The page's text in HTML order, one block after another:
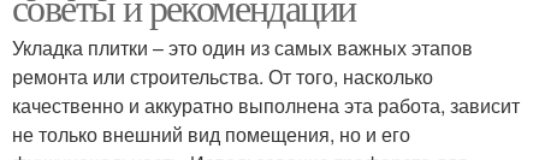
Многоразовые
трафареты
Плитки перед
применением
Укладка плитки – это один из самых важных этапов
ремонта или строительства. От того, насколько
качественно и аккуратно выполнена эта работа, зависит
не только внешний вид помещения, но и его